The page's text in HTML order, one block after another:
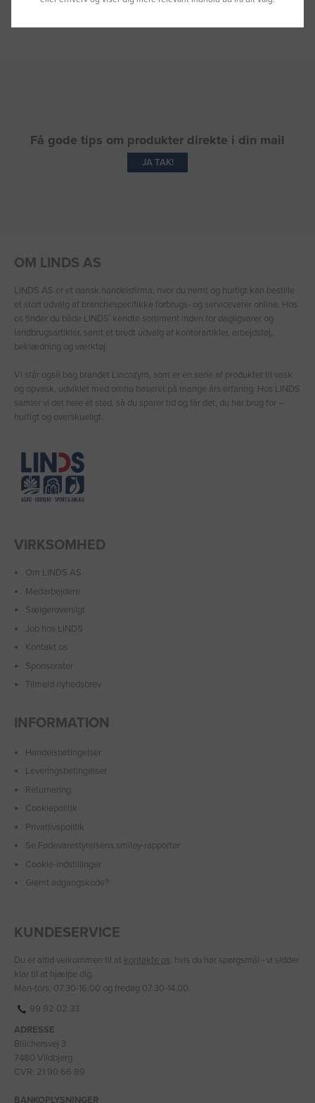
Få gode tips om produkter direkte i din mail
JA TAK!
OM LINDS AS
LINDS AS er et dansk handelsfirma, hvor du nemt og hurtigt kan bestille
et stort udvalg af branchespecifikke forbrugs- og servicevarer online. Hos
os finder du både LINDS′ kendte sortiment inden for dagligvarer og
landbrugsartikler, samt et bredt udvalg af kontorartikler, arbejdstøj,
beklædning og værktøj.
Vi står også bag brandet Lincozym, som er en serie af produkter til vask
og opvask, udviklet med omhu baseret på mange års erfaring. Hos LINDS
samler vi det hele ét sted, så du sparer tid og får det, du har brug for –
hurtigt og overskueligt.
VIRKSOMHED
Om LINDS AS
Medarbejdere
Sælgeroversigt
Job hos LINDS
Kontakt os
Sponsorater
Tilmeld nyhedsbrev
INFORMATION
Handelsbetingelser
Leveringsbetingelser
Returnering
Cookiepolitik
Privatlivspolitik
Se Fødevarestyrelsens smiley-rapporter
Cookie-indstillinger
Glemt adgangskode?
KUNDESERVICE
Du er altid velkommen til at kontakte os, hvis du har spørgsmål - vi sidder
klar til at hjælpe dig.
Man-tors: 07.30-16.00 og fredag 07.30-14.00.
99 92 02 33
ADRESSE
Blüchersvej 3
7480 Vildbjerg
CVR: 21 90 66 89
BANKOPLYSNINGER